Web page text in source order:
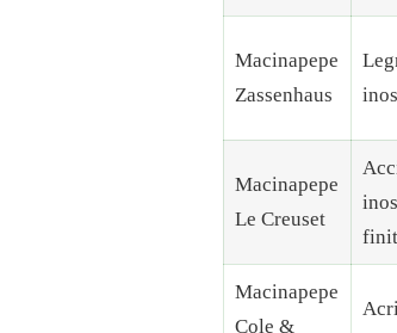
Macinapepe
Zassenhaus
Macinapepe
Le Creuset
Macinapepe
Cole &